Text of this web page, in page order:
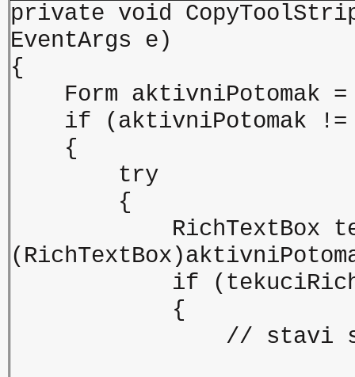
private void
EventArgs e)
{
Form aktivniPotomak
if (aktivniPotomak
{
try
{
RichTextBox
if
{
// stavi